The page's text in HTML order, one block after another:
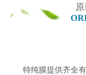
特纯膜提供齐全